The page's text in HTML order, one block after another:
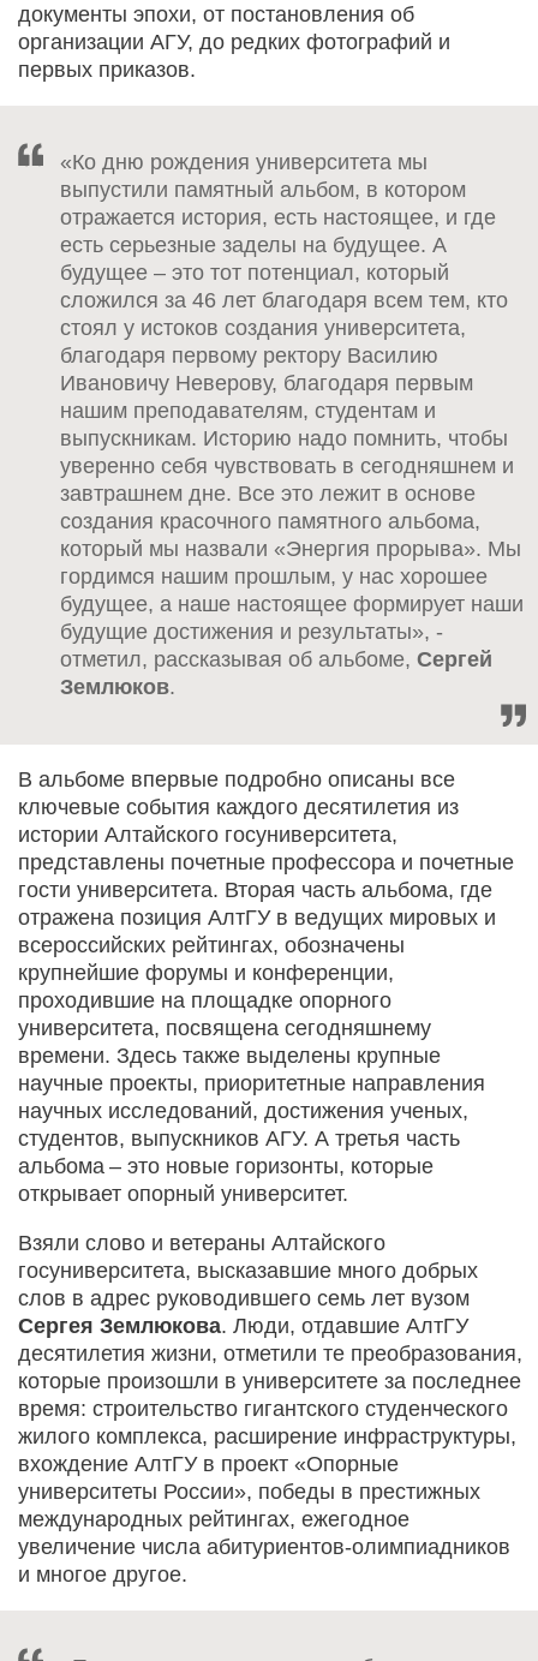
документы эпохи, от постановления об
организации АГУ, до редких фотографий и
первых приказов.
«Ко дню рождения университета мы
выпустили памятный альбом, в котором
отражается история, есть настоящее, и где
есть серьезные заделы на будущее. А
будущее – это тот потенциал, который
сложился за 46 лет благодаря всем тем, кто
стоял у истоков создания университета,
благодаря первому ректору Василию
Ивановичу Неверову, благодаря первым
нашим преподавателям, студентам и
выпускникам. Историю надо помнить, чтобы
уверенно себя чувствовать в сегодняшнем и
завтрашнем дне. Все это лежит в основе
создания красочного памятного альбома,
который мы назвали «Энергия прорыва». Мы
гордимся нашим прошлым, у нас хорошее
будущее, а наше настоящее формирует наши
будущие достижения и результаты», -
отметил, рассказывая об альбоме, Сергей
Землюков.
В альбоме впервые подробно описаны все
ключевые события каждого десятилетия из
истории Алтайского госуниверситета,
представлены почетные профессора и почетные
гости университета. Вторая часть альбома, где
отражена позиция АлтГУ в ведущих мировых и
всероссийских рейтингах, обозначены
крупнейшие форумы и конференции,
проходившие на площадке опорного
университета, посвящена сегодняшнему
времени. Здесь также выделены крупные
научные проекты, приоритетные направления
научных исследований, достижения ученых,
студентов, выпускников АГУ. А третья часть
альбома – это новые горизонты, которые
открывает опорный университет.
Взяли слово и ветераны Алтайского
госуниверситета, высказавшие много добрых
слов в адрес руководившего семь лет вузом
Сергея Землюкова. Люди, отдавшие АлтГУ
десятилетия жизни, отметили те преобразования,
которые произошли в университете за последнее
время: строительство гигантского студенческого
жилого комплекса, расширение инфраструктуры,
вхождение АлтГУ в проект «Опорные
университеты России», победы в престижных
международных рейтингах, ежегодное
увеличение числа абитуриентов-олимпиадников
и многое другое.